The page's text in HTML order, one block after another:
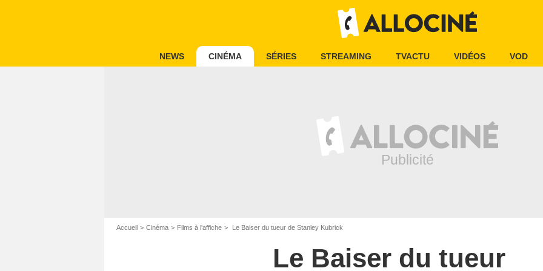
NEWS CINÉMA SÉRIES STREAMING TVACTU VIDÉOS VOD
Accueil Cinéma Films à l'affiche Le Baiser du tueur de Stanley Kubrick
Le Baiser du tueur